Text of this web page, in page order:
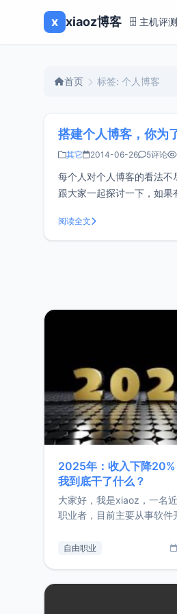
x xiaoz博客 🗄️ 主机评测
首页 标签: 个人博客
搭建个人博客，你为
其它 2014-06-26 5评论
每个人对个人博客的看法不
跟大家一起探讨一下，如
阅读全文
2025年：收入下降
我到底干了什么？
大家好，我是xiaoz，一名
职业者，目前主要从事软件
的总结，内容主要包括：
自由职业